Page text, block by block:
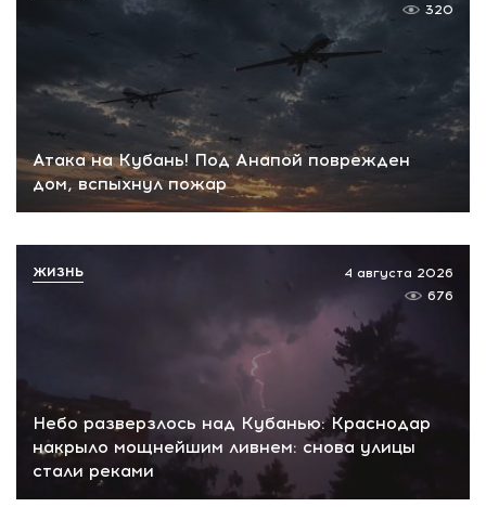
Атака на Кубань! Под Анапой поврежден
дом, вспыхнул пожар
320
Небо разверзлось над Кубанью: Краснодар
накрыло мощнейшим ливнем: снова улицы
стали реками
4 августа 2026
676
ЖИЗНЬ